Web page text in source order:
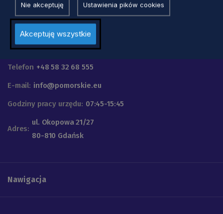
Urząd Marszałkowski
Województwa Pomorskiego
Telefon +48 58 32 68 555
E-mail: info@pomorskie.eu
Godziny pracy urzędu: 07:45-15:45
Adres:
ul. Okopowa 21/27
80-810 Gdańsk
Nawigacja
Nie akceptuję Ustawienia pików cookies
Akceptuję wszystkie